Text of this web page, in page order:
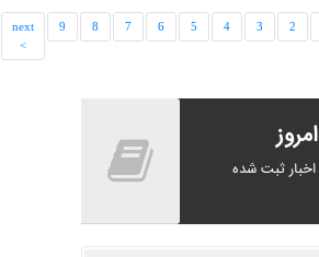
next
>
last
>>
شده